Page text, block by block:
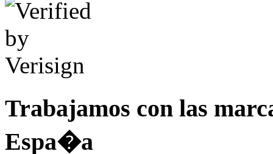
Trabajamos con las
Espa�a